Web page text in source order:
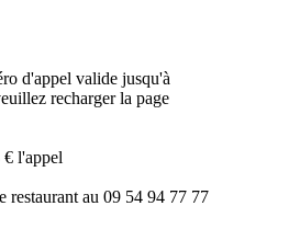
d'appel valide jusqu'à
recharger la page
l'appel
restaurant au 09 54 94 77 77